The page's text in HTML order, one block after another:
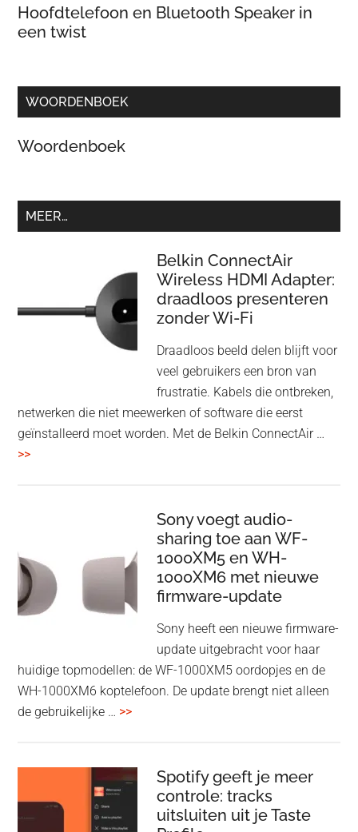
Hoofdtelefoon en Bluetooth Speaker in
een twist
WOORDENBOEK
Woordenboek
MEER…
Belkin ConnectAir
Wireless HDMI Adapter:
draadloos presenteren
zonder Wi-Fi
Draadloos beeld delen blijft voor
veel gebruikers een bron van
frustratie. Kabels die ontbreken,
netwerken die niet meewerken of software die eerst
geïnstalleerd moet worden. Met de Belkin ConnectAir …
>>overBelkin
draadloos
presenteren
zonder
Wi-
Sony voegt audio-
sharing toe aan WF-
1000XM5 en WH-
1000XM6 met nieuwe
firmware-update
Sony heeft een nieuwe firmware-
update uitgebracht voor haar
huidige topmodellen: de WF-1000XM5 oordopjes en de
WH-1000XM6 koptelefoon. De update brengt niet alleen
de gebruikelijke … >>overSony
sharingSpotify geeft je meer
controle: tracks
uitsluiten uit je Taste